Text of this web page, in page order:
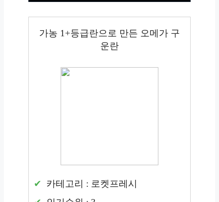
가농 1+등급란으로 만든 오메가 구
운란
카테고리 : 로켓프레시